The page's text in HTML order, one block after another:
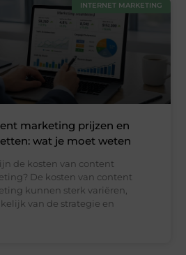
INTERNET MARKETING
marketing prijzen en
wat je moet weten
de kosten van content
De kosten van content
kunnen sterk variëren,
van de strategie en